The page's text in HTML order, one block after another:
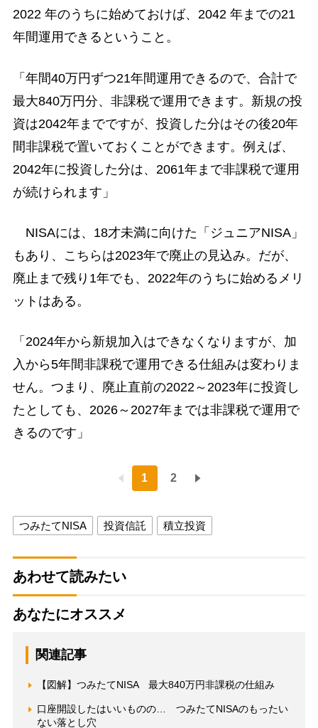
2022 年のうちに始めておけば、2042 年までの21
年間運用できるということ。
「年間40万円ずつ21年間運用できるので、合計で
最大840万円分、非課税で運用できます。新規の投
資は2042年までですが、投資した分はその後20年
間非課税で置いておくことができます。例えば、
2042年に投資した分は、2061年まで非課税で運用
が続けられます」
NISAには、18才未満に向けた「ジュニアNISA」
もあり、こちらは2023年で廃止の見込み。だが、
廃止まで残り1年でも、2022年のうちに始めるメリ
ットはある。
「2024年から新規加入はできなくなりますが、加
入から5年間非課税で運用できる仕組みは変わりま
せん。つまり、廃止直前の2022～2023年に投資し
たとしても、2026～2027年までは非課税で運用で
きるのです」
1 2
つみたてNISA 投資信託 積立投資
あわせて読みたい
あなたにオススメ
関連記事
【図解】つみたてNISA 最大840万円非課税の仕組み
口座開設したはいいものの… つみたてNISAのもったい
ない落とし穴